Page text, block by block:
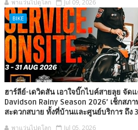
พาแว่นไปดูโลก Jul 09, 2026
BIKE
ฮาร์ลีย์-เดวิดสัน เอาใจบิ๊กไบค์สายลุย จัด
Davidson Rainy Season 2026’ เช็กสภ
สะดวกสบาย ทั้งที่บ้านและศูนย์บริการ ถึง
พาแว่นไปดูโลก Jul 05, 2026